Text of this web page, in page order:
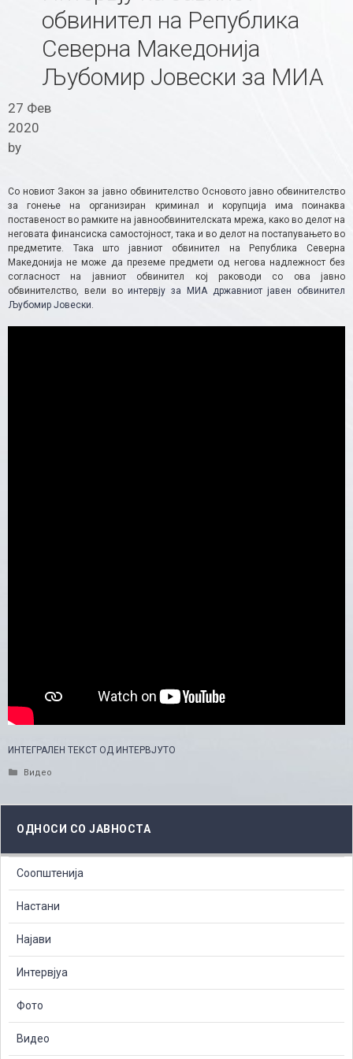
обвинител на Република
Северна Македонија
Љубомир Јовески за МИА
27 Фев
2020
by
Со новиот Закон за јавно обвинителство Основото јавно обвинителство
за гонење на организиран криминал и корупција има поинаква
поставеност во рамките на јавнообвинителската мрежа, како во делот на
неговата финансиска самостојност, така и во делот на постапувањето во
предметите. Така што јавниот обвинител на Република Северна
Македонија не може да преземе предмети од негова надлежност без
согласност на јавниот обвинител кој раководи со ова јавно
обвинителство, вели воинтервју за МИА државниот јавен обвинител
Љубомир Јовески.
ИНТЕГРАЛЕН ТЕКСТ ОД ИНТЕРВЈУТО
Categories
Видео
ОДНОСИ СО ЈАВНОСТА
Соопштенија
Настани
Најави
Интервјуа
Фото
Видео